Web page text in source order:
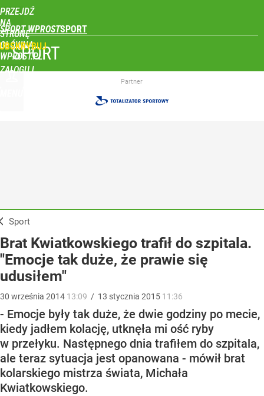
PRZEJDŹ
NA
STRONĘ
GŁÓWNĄ
WPROST.PL
SPORT WPROST
ZALOGUJ
SPORT
Partner
Sport
Brat Kwiatkowskiego trafił do szpitala.
"Emocje tak duże, że prawie się
udusiłem"
30 września 2014 13:09 / 13 stycznia 2015 11:36
- Emocje były tak duże, że dwie godziny po mecie,
kiedy jadłem kolację, utknęła mi ość ryby
w przełyku. Następnego dnia trafiłem do szpitala,
ale teraz sytuacja jest opanowana - mówił brat
kolarskiego mistrza świata, Michała
Kwiatkowskiego.